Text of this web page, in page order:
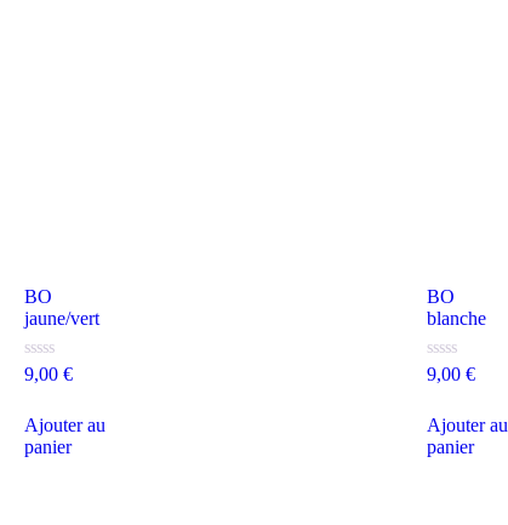
BO
jaune/vert
Note
5
9,00 €
Ajouter au
panier
BO
blanche
Note
5
9,00 €
Ajouter au
panier